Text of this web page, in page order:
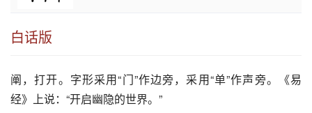
白话版
阐，打开。字形采用“门”作边旁，采用“单”作声旁。《易
经》上说：“开启幽隐的世界。”